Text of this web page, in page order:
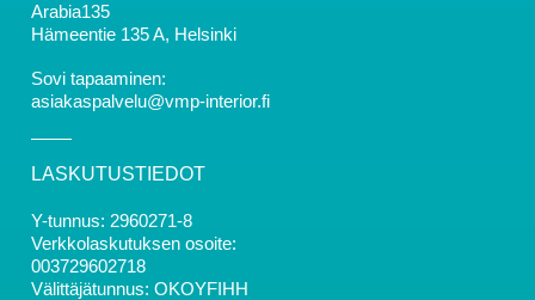
Arabia135
Hämeentie 135 A, Helsinki
Sovi tapaaminen:
asiakaspalvelu@vmp-interior.fi
LASKUTUSTIEDOT
Y-tunnus: 2960271-8
Verkkolaskutuksen osoite:
003729602718
Välittäjätunnus: OKOYFIHH